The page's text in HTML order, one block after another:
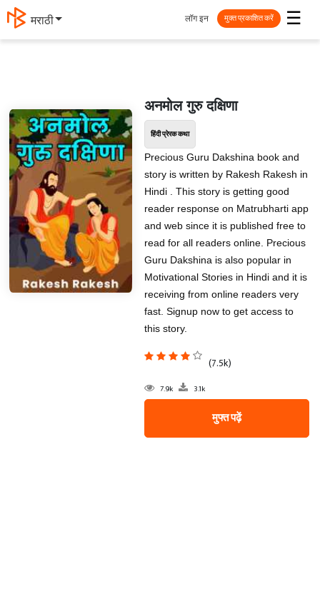
मराठी ☰
लॉग इन मुक्त प्रकाशित करें
अनमोल गुरु दक्षिणा
हिंदी प्रेरक कथा
Precious Guru Dakshina book and
story is written by Rakesh Rakesh in
Hindi . This story is getting good
reader response on Matrubharti app
and web since it is published free to
read for all readers online. Precious
Guru Dakshina is also popular in
Motivational Stories in Hindi and it is
receiving from online readers very
fast. Signup now to get access to
this story.
(7.5k)
7.9k 3.1k
मुफ्त पढ़ें